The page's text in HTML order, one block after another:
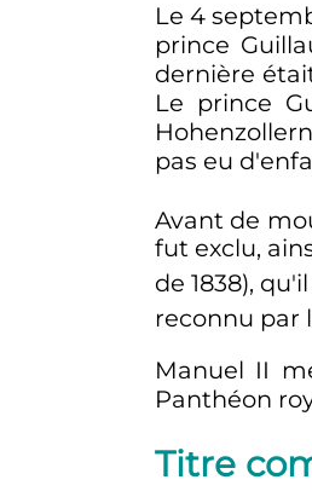
Le 4
prince
dernière
Le prince
pas eu
Avant de
fut exclu,
de 1838),
reconnu par
Manuel II
Panthéon
Titre